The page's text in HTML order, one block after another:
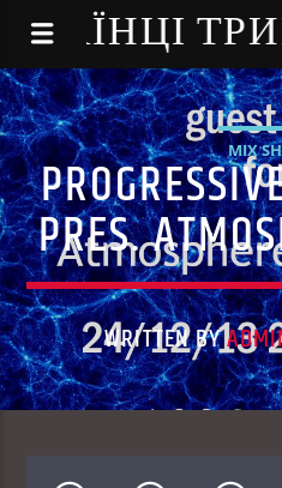
-
MIX
PRES.
WRITTEN BY